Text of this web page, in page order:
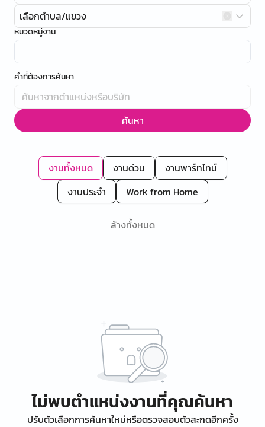
เลือกตำบล/แขวง
หมวดหมู่งาน
คำที่ต้องการค้นหา
ค้นหา
งานทั้งหมด งานด่วน
งานพาร์ทไทม์
งานประจำ
Work from Home
ล้างทั้งหมด
ไม่พบตำแหน่งงานที่คุณค้นหา
ปรับตัวเลือกการค้นหาใหม่หรือตรวจสอบตัวสะกดอีกครั้ง